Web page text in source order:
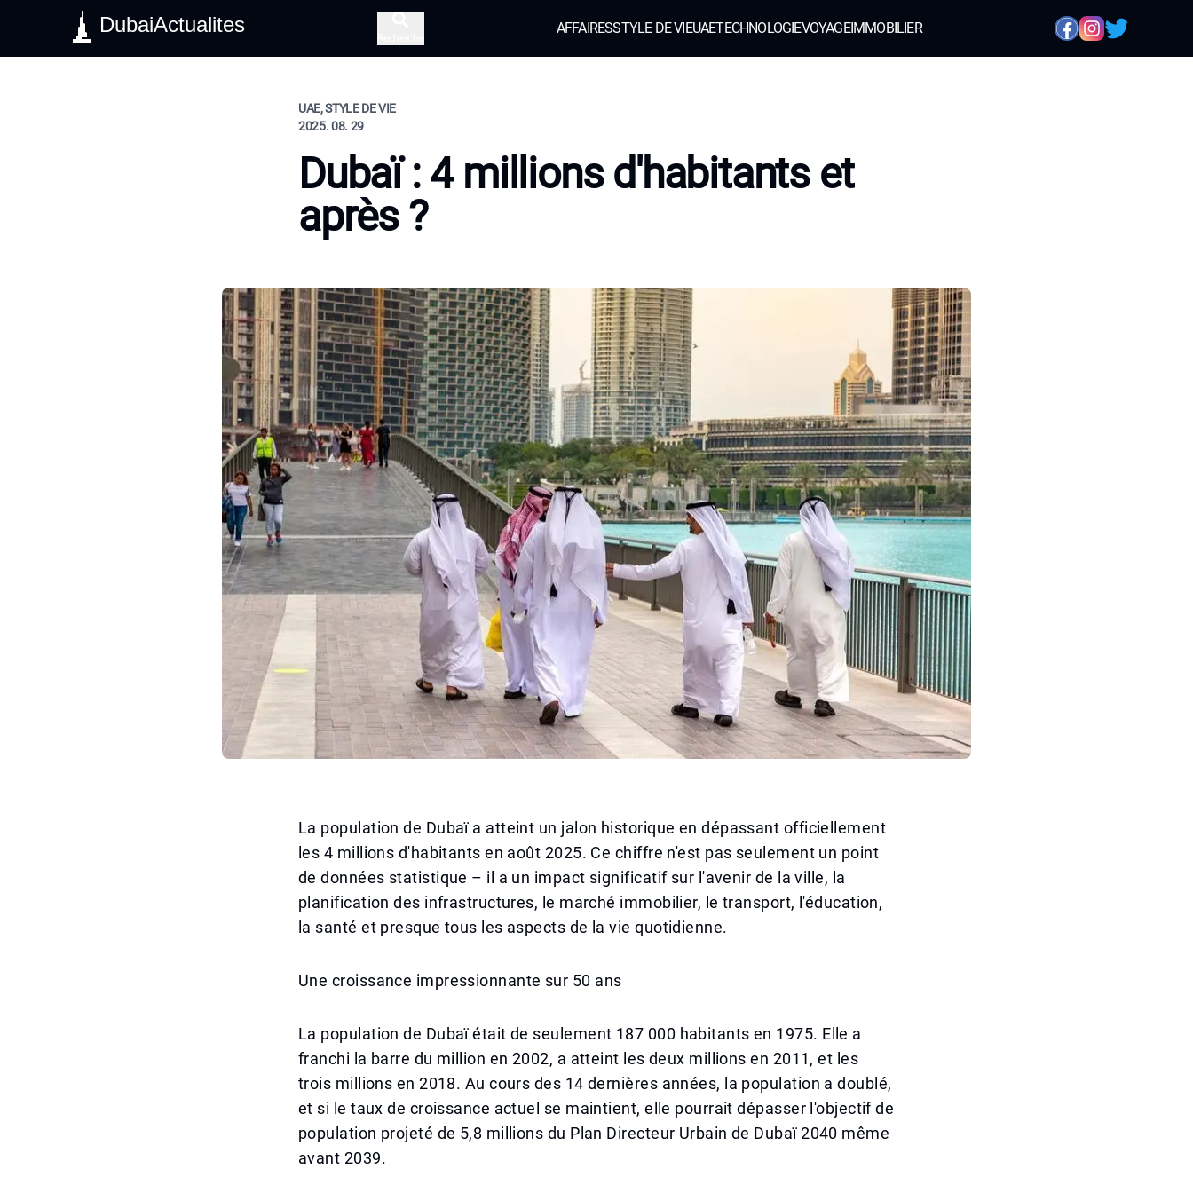
DubaiActualites AFFAIRESSTYLE DE VIEUAETECHNOLOGIEVOYAGEIMMOBILIER
UAE, STYLE DE VIE
2025. 08. 29
Dubaï : 4 millions d'habitants et
après ?
La population de Dubaï a atteint un jalon historique en dépassant officiellement
les 4 millions d'habitants en août 2025. Ce chiffre n'est pas seulement un point
de données statistique – il a un impact significatif sur l'avenir de la ville, la
planification des infrastructures, le marché immobilier, le transport, l'éducation,
la santé et presque tous les aspects de la vie quotidienne.
Une croissance impressionnante sur 50 ans
La population de Dubaï était de seulement 187 000 habitants en 1975. Elle a
franchi la barre du million en 2002, a atteint les deux millions en 2011, et les
trois millions en 2018. Au cours des 14 dernières années, la population a doublé,
et si le taux de croissance actuel se maintient, elle pourrait dépasser l'objectif de
population projeté de 5,8 millions du Plan Directeur Urbain de Dubaï 2040 même
avant 2039.